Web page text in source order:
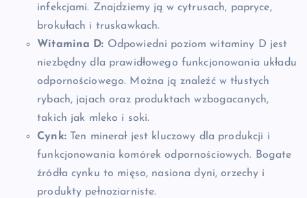
infekcjami. Znajdziemy ją w cytrusach, papryce,
brokułach i truskawkach.
Witamina D: Odpowiedni poziom witaminy D jest
niezbędny dla prawidłowego funkcjonowania układu
odpornościowego. Można ją znaleźć w tłustych
rybach, jajach oraz produktach wzbogacanych,
takich jak mleko i soki.
Cynk:Ten minerał jest kluczowy dla produkcji i
funkcjonowania komórek odpornościowych. Bogate
źródła cynku to mięso, nasiona dyni, orzechy i
produkty pełnoziarniste.